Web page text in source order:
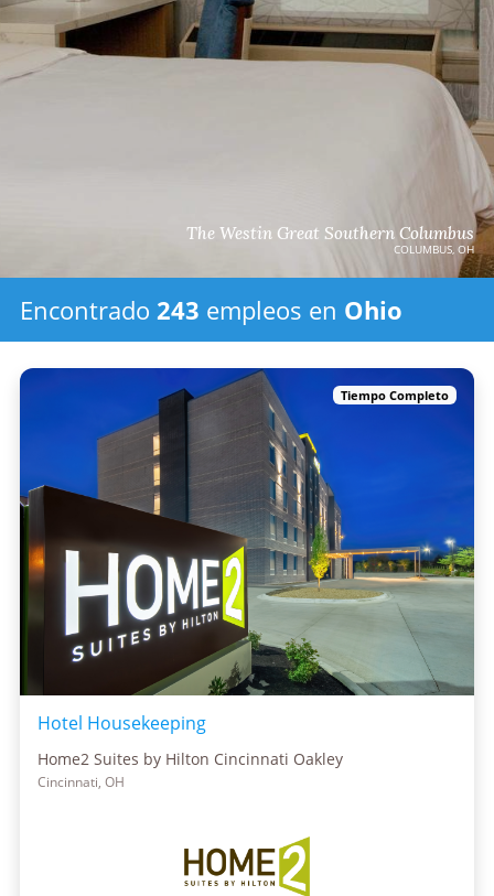
The Westin Great Southern Columbus
COLUMBUS, OH
Encontrado 243 empleos en Ohio
Tiempo Completo
Hotel Housekeeping
Home2 Suites by Hilton Cincinnati Oakley
Cincinnati, OH